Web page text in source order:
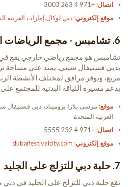
اتصال:+971 4 263 3003
موقع إلكتروني: دبي لوكال.إمارات العربية
6. تشامبس - مجمع الرياضات الخارجية
تشامبس هو مجمع رياضي خارجي يقع
مربع، ويوفر مرافق لمختلف الأنشطة
يدعم مسيرة اللياقة البدنية للمجتمع
موقع:مرسى بلازا بروميناد، دبي فستيفال
العربية المتحدة
اتصال:+971 4 232 5555
موقع إلكتروني: dubaifestivalcity.com
7. حلبة دبي للتزلج على الجليد
تقع حلبة دبي للتزلج على الجليد في